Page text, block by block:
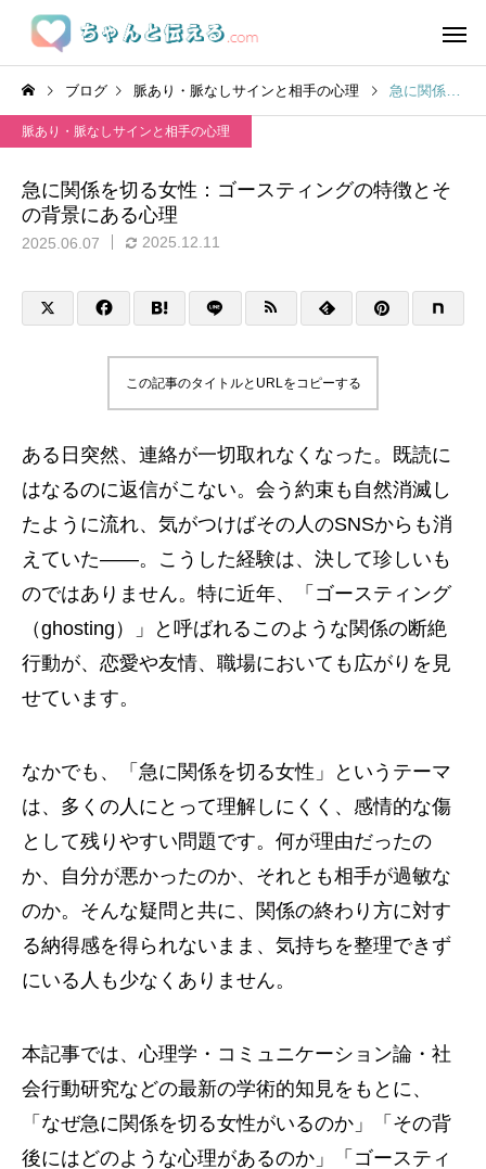
ブログ 脈あり・脈なしサインと相手の心理 急に関係を切る女性：ゴースティングの特徴とその背景にある心理
脈あり・脈なしサインと相手の心理
急に関係を切る女性：ゴースティングの特徴とそ
の背景にある心理
2025.06.07 2025.12.11
この記事のタイトルとURLをコピーする
ある日突然、連絡が一切取れなくなった。既読に
はなるのに返信がこない。会う約束も自然消滅し
たように流れ、気がつけばその人のSNSからも消
えていた——。こうした経験は、決して珍しいも
のではありません。特に近年、「ゴースティング
（ghosting）」と呼ばれるこのような関係の断絶
行動が、恋愛や友情、職場においても広がりを見
せています。
なかでも、「急に関係を切る女性」というテーマ
は、多くの人にとって理解しにくく、感情的な傷
として残りやすい問題です。何が理由だったの
か、自分が悪かったのか、それとも相手が過敏な
のか。そんな疑問と共に、関係の終わり方に対す
る納得感を得られないまま、気持ちを整理できず
にいる人も少なくありません。
本記事では、心理学・コミュニケーション論・社
会行動研究などの最新の学術的知見をもとに、
「なぜ急に関係を切る女性がいるのか」「その背
後にはどのような心理があるのか」「ゴースティ